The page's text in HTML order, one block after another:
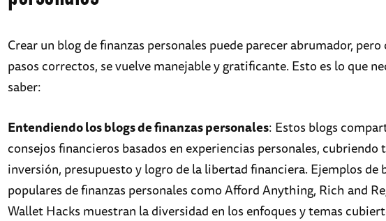
Crear un blog de finanzas personales puede parecer abrumador, pero
pasos correctos, se vuelve manejable y gratificante. Esto es lo que
saber:
Entendiendo los blogs de finanzas personales: Estos blogs
consejos financieros basados en experiencias personales, cubriendo
inversión, presupuesto y logro de la libertad financiera. Ejemplos de
populares de finanzas personales como Afford Anything, Rich and
Wallet Hacks muestran la diversidad en los enfoques y temas